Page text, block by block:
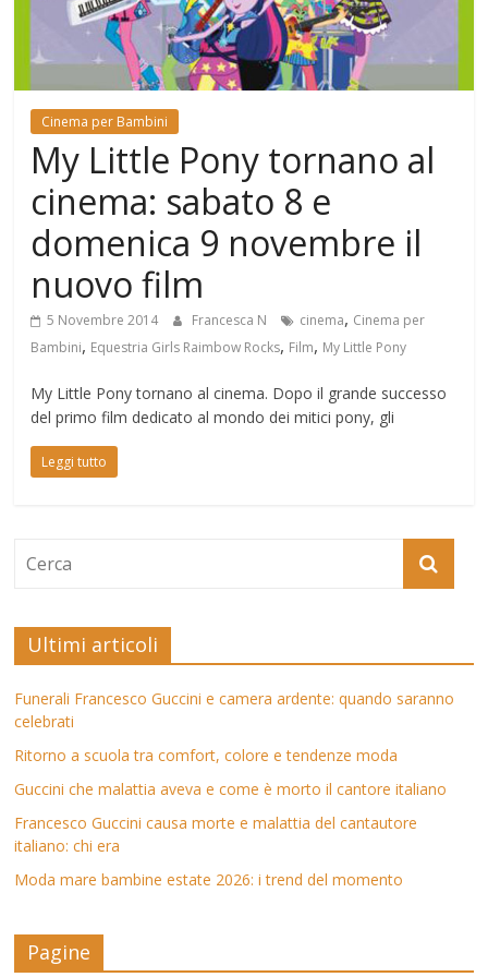
Mondo
Cinema per Bambini
My Little Pony tornano al
cinema: sabato 8 e
domenica 9 novembre il
nuovo film
5 Novembre 2014 Francesca N cinema, Cinema per
Bambini, Equestria Girls Raimbow Rocks, Film, My Little Pony
My Little Pony tornano al cinema. Dopo il grande successo
del primo film dedicato al mondo dei mitici pony, gli
Leggi tutto
Ultimi articoli
Funerali Francesco Guccini e camera ardente: quando saranno
celebrati
Ritorno a scuola tra comfort, colore e tendenze moda
Guccini che malattia aveva e come è morto il cantore italiano
Francesco Guccini causa morte e malattia del cantautore
italiano: chi era
Moda mare bambine estate 2026: i trend del momento
Pagine